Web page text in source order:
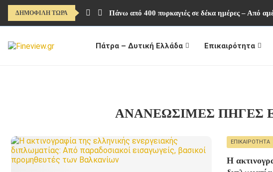
ΔΗΜΟΦΙΛΗ ΤΩΡΑ Πάνω από 400 πυρκαγιές σε δέκα ημέρες – Από
Πάτρα – Δυτική Ελλάδα Επικαιρότητα
ΑΝΑΝΕΏΣΙΜΕΣ ΠΗΓΈΣ
ΕΠΙΚΑΙΡΌΤΗΤΑ
Η